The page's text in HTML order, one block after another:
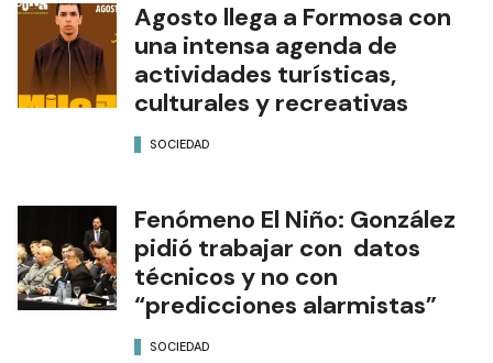
Agosto llega a Formosa con
una intensa agenda de
actividades turísticas,
culturales y recreativas
SOCIEDAD
Fenómeno El Niño: González
pidió trabajar con datos
técnicos y no con
“predicciones alarmistas”
SOCIEDAD